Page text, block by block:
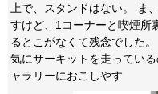
上で、スタンドはない。 ま
すけど、1コーナーと喫煙所
るとこがなくて残念でした
気にサーキットを走ってい
ャラリーにおこしやす